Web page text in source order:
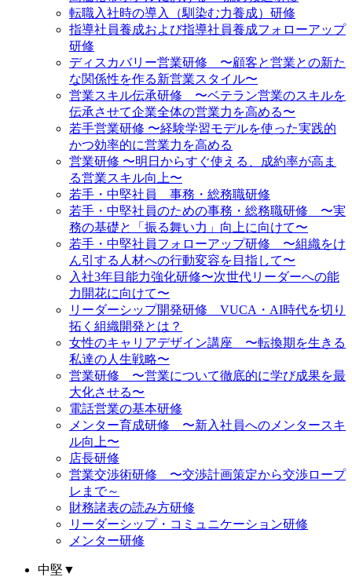
転職入社時の導入（馴染む力養成）研修
指導社員養成および指導社員養成フォローアップ
研修
ディスカバリー営業研修 〜顧客と営業との新た
な関係性を作る新営業スタイル〜
営業スキル伝承研修 〜ベテラン営業のスキルを
伝承させて企業全体の営業力を高める〜
若手営業研修 〜経験学習モデルを使った実践的
かつ効率的に営業力を高める
営業研修 〜明日からすぐ使える、成約率が高ま
る営業スキル向上〜
若手・中堅社員 事務・総務職研修
若手・中堅社員のための事務・総務職研修 〜実
務の基礎と「振る舞い力」向上に向けて〜
若手・中堅社員フォローアップ研修 〜組織をけ
ん引する人材への行動変容を目指して〜
入社3年目能力強化研修〜次世代リーダーへの能
力開花に向けて〜
リーダーシップ開発研修 VUCA・AI時代を切り
拓く組織開発とは？
女性のキャリアデザイン講座 〜転換期を生きる
私達の人生戦略〜
営業研修 〜営業について徹底的に学び成果を最
大化させる〜
電話営業の基本研修
メンター育成研修 〜新入社員へのメンタースキ
ル向上〜
店長研修
営業交渉術研修 〜交渉計画策定から交渉ロープ
レまで～
財務諸表の読み方研修
リーダーシップ・コミュニケーション研修
メンター研修
中堅 ▼